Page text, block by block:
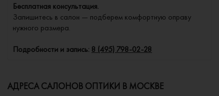
Бесплатная консультация.
Запишитесь в салон — подберем комфортную оправу
нужного размера.
Подробности и запись: 8 (495) 798-02-28
АДРЕСА САЛОНОВ ОПТИКИ В МОСКВЕ